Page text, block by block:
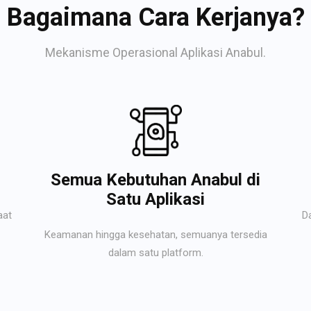
Bagaimana Cara Kerjanya?
Mekanisme Operasional Aplikasi Anabul.
Semua Kebutuhan Anabul di
Satu Aplikasi
Keamanan hingga kesehatan, semuanya tersedia
dalam satu platform.